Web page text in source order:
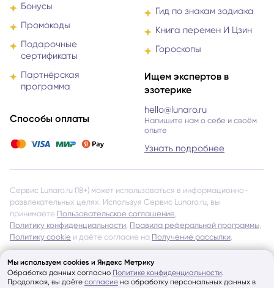
Мы используем cookies и Яндекс Метрику
Обработка данных согласно Политике конфиденциальности.
Продолжая, вы даёте согласие на обработку персональных данных в
Бонусы
Промокоды
Подарочные
сертификаты
Партнёрская
программа
Способы оплаты
Гид по знакам зодиака
Книга перемен И Цзин
Гороскопы
Ищем экспертов в
эзотерике
hello@lunaro.ru
Напишите нам о себе и своём
опыте
Узнать подробнее
Сервис Lunaro.ru (18+) может использоваться в информационно-
развлекательных целях. Используя Сервис Lunaro.ru, вы
принимаете Пользовательское соглашение,
Политику конфиденциальности, Правила реферальной программы,
Политику cookie и даёте согласие на Получение рассылки.
Сервиса или его представителями. Lunaro.ru тщательно проверяет
всех Экспертов и даёт допуск к работе через Сервис, однако